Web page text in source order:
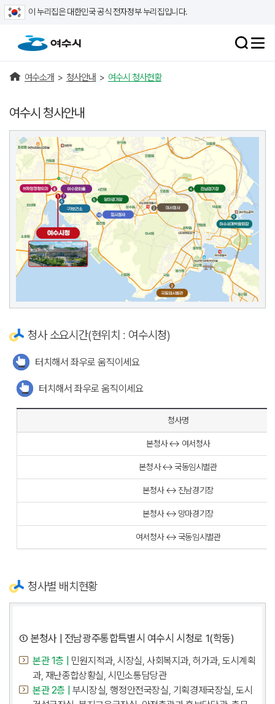
이 누리집은 대한민국 공식 전자정부 누리집입니다.
여수소개 > 청사안내 > 여수시 청사현황
여수시 청사안내
청사 소요시간(현위치 : 여수시청)
터치해서 좌우로 움직이세요
터치해서 좌우로 움직이세요
청사명
본청사 ↔ 여서청사
본청사 ↔ 국동임시별관
본청사 ↔ 진남경기장
본청사 ↔ 망마경기장
여서청사 ↔ 국동임시별관
청사별 배치현황
① 본청사 | 전남광주통합특별시 여수시 시청로 1(학동)
본관 1층 |
민원지적과, 시장실, 사회복지과, 허가과, 도시계획
과, 재난종합상황실, 시민소통담당관
본관 2층 |
부시장실, 행정안전국장실, 기획경제국장실, 도시